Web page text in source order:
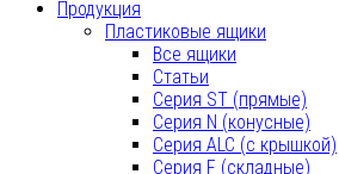
Продукция
Пластиковые ящики
Все ящики
Статьи
Серия ST (прямые)
Серия N (конусные)
Серия ALC (с крышкой)
Серия F (складные)